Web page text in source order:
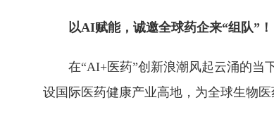
以AI赋能，诚邀全球药企来“组队”！
在“AI+医药”创新浪潮风起云涌的当
设国际医药健康产业高地，为全球生物医